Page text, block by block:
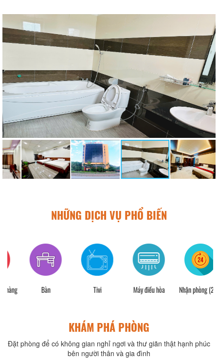
NHỮNG DỊCH VỤ PHỔ BIẾN
Máy điều hòa Nhận phòng (24h)
KHÁM PHÁ PHÒNG
Đặt phòng để có không gian nghỉ ngơi và thư giãn thật hạnh phúc
bên người thân và gia đình